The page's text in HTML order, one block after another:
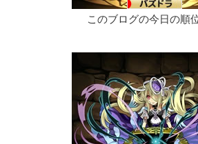
このブログの今日の順